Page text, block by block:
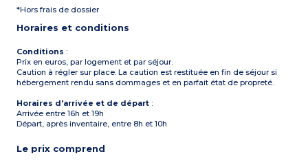
*Hors frais de dossier
Horaires et conditions
Conditions :
Prix en euros, par logement et par séjour.
Caution à régler sur place. La caution est restituée en fin de séjour si
hébergement rendu sans dommages et en parfait état de propreté.
Horaires d'arrivée et de départ :
Arrivée entre 16h et 19h
Départ, après inventaire, entre 8h et 10h
Le prix comprend